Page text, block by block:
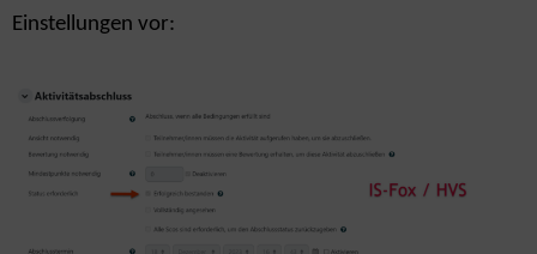
Einstellungen vor: